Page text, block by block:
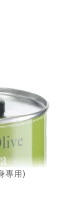
專用)